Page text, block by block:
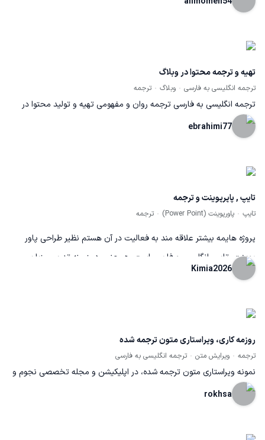
تهیه و ترجمه محتوا در وبلاگ
ترجمه انگلیسی به فارسی وبلاگ ترجمه
ترجمه انگلیسی به فارسی ترجمه روان و مفهومی تهیه و تولید محتوا در
وبلاگ
ebrahimi77
تایپ , پاپرپوینت و ترجمه
تایپ پاورپوینت (Power Point) ترجمه
پروژه هایمه بیشتر علاقه مند به فعالیت در آن هستم نظیر طراحی پاور
پوینت ،تایپ انگلیسی و فارسی است. همچنین در زمینه تدریس زبان
انگلیسی هم فعال هستم
Kimia2026
روزمه کاری، ویراستاری متون ترجمه شده
ترجمه ویرایش متن ترجمه انگلیسی به فارسی
نمونه ویراستاری متون ترجمه شده، در اپلیکیشن و مجله تخصصی نجوم و
اخترفیزیک آوا استار
rokhsa